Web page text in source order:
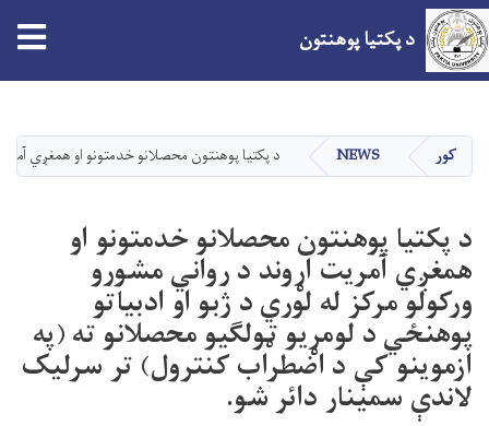
دانګل
د پکتیا پوهنتون
کور NEWS د پکتیا پوهنتون محصلانو خدمتونو او همغږي
د پکتیا پوهنتون محصلانو خدمتونو او
همغږي آمریت اړوند د رواني مشورو
ورکولو مرکز له لوري د ژبو او ادبیاتو
پوهنځي د لومړیو ټولګیو محصلانو ته (په
ازموینو کې د اضطراب کنترول) تر سرلیک
لاندې سمینار دائر شو.